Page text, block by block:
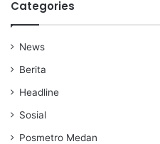
Categories
News
Berita
Headline
Sosial
Posmetro Medan